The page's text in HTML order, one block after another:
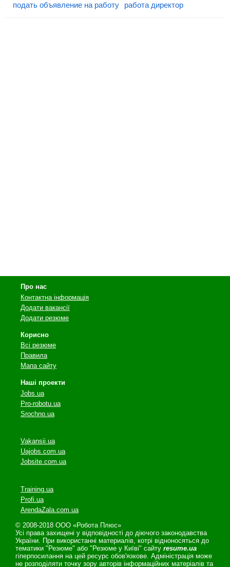
подать объявление на работу
работа директор
Про нас
Контактна інформація
Додати вакансії
Додати резюме
Корисно
Всі резюме
Правила
Мапа сайту
Наші проекти
Jobs.ua
Pro-robotu.ua
Srochno.ua
Vakansii.ua
Uajobs.com.ua
Jobsite.com.ua
Training.ua
Profi.ua
ArendaZala.com.ua
© 2008-2018 ООО «Робота Плюс»
Усі права захищені у відповідності до діючого законодавства
України. При використанні материалів, котрі відноносяться до
тематики "Резюме" або "Резюме у Київі" сайту resume.ua
гіперпосилання на цей ресурс обов'язкове. Адміністрація може
не розподіляти точку зору авторів інформаційних матеріалів та